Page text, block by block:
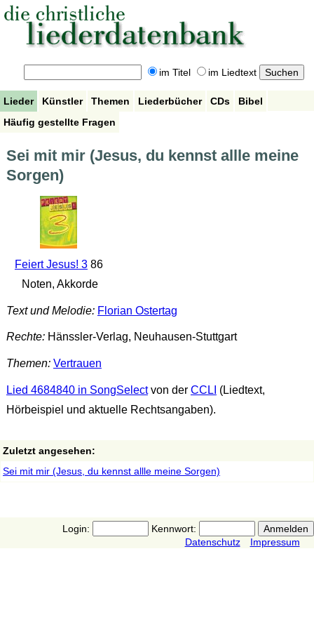
im Titel im Liedtext
Lieder Künstler Themen Liederbücher CDs
Bibel
Häufig gestellte Fragen
Sei mit mir (Jesus, du kennst allle meine
Sorgen)
Feiert Jesus! 386
Noten, Akkorde
Text und Melodie: Florian Ostertag
Rechte:Hänssler-Verlag, Neuhausen-Stuttgart
Themen: Vertrauen
Lied 4684840 in SongSelectvon der CCLI (Liedtext,
Hörbeispiel und aktuelle Rechtsangaben).
Zuletzt angesehen:
Sei mit mir (Jesus, du kennst allle meine Sorgen)
Login:
Kennwort:
Datenschutz
Impressum